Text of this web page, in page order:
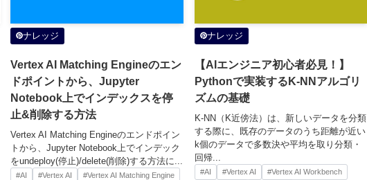
ナレッジ
Vertex AI Matching Engineのエン
ドポイントから、Jupyter
Notebook上でインデックスを停
止&削除する方法
Vertex AI Matching Engineのエンドポイン
トから、Jupyter Notebook上でインデック
をundeploy(停止)/delete(削除)する方法に...
#AI #Vertex AI #Vertex AI Matching Engine
ナレッジ
【AIエンジニア初心者必見！】
Pythonで実装するK-NNアルゴリ
ズムの基礎
K-NN（K近傍法）は、新しいデータを分類
する際に、既存のデータのうち距離が近い
k個のデータで多数決や平均を取り分類・
回帰...
#AI #Vertex AI
#Vertex AI Workbench